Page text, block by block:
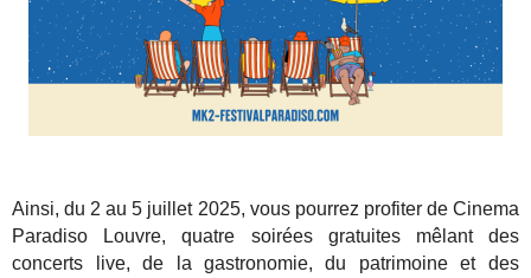
Ainsi, du 2 au 5 juillet 2025, vous pourrez profiter de Cinema
Paradiso Louvre, quatre soirées gratuites mêlant des
concerts live, de la gastronomie, du patrimoine et des